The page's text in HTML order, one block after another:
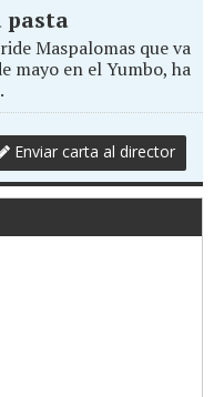
pasta
Maspalomas que va
mayo en el Yumbo, ha
Enviar carta al director